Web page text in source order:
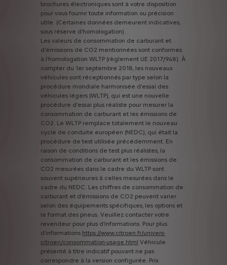
brochures électroniques sont à votre disposition
pour vous fournir toute information ou précision
utile. (Certaines données demeurent indicatives,
sous réserve d'homologation).
Les valeurs de consommation de carburant et
d'émissions de CO2 mentionnées sont conformes
à l'homologation WLTP (règlement UE 2017/948). À
compter du 1er septembre 2018, les nouveaux
véhicules sont réceptionnés par type selon la
procédure mondiale harmonisée d'essai des
véhicules légers (WLTP), qui est une nouvelle
procédure d'essai plus réaliste pour mesurer la
consommation de carburant et les émissions de
CO2. Le WLTP remplace totalement le nouveau
cycle de conduite européen (NEDC), qui était la
procédure de test utilisée précédemment. En
raison de conditions de test plus réalistes, la
consommation de carburant et les émissions de
CO2 mesurées dans le cadre du WLTP sont
souvent supérieures à celles mesurées dans le
cadre du NEDC. Les chiffres de consommation de
carburant et d’émissions de CO2 peuvent varier
selon des équipements spécifiques, les options et
le format des pneus. Veuillez contacter votre
revendeur pour plus d'informations. Pour plus
d'informations https://www.citroen.fr/univers-
citroen/consommation-usage.html Véhicule
présenté à titre indicatif pouvant ne pas
correspondre à la version configurée. Prix